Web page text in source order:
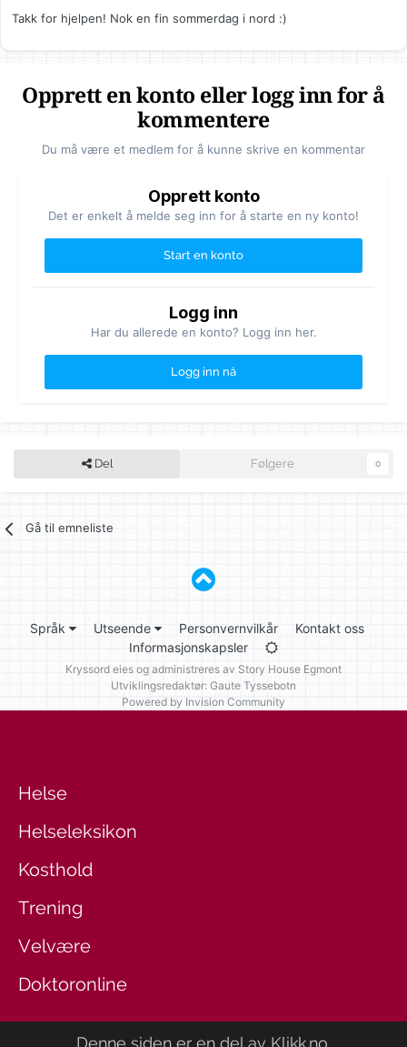
Takk for hjelpen! Nok en fin sommerdag i nord :)
Opprett en konto eller logg inn for å
kommentere
Du må være et medlem for å kunne skrive en kommentar
Opprett konto
Det er enkelt å melde seg inn for å starte en ny konto!
Start en konto
Logg inn
Har du allerede en konto? Logg inn her.
Logg inn nå
Del Følgere 0
Gå til emneliste
Språk Utseende Personvernvilkår
Kontakt oss
Informasjonskapsler
Kryssord eies og administreres av Story House Egmont
Utviklingsredaktør: Gaute Tyssebotn
Powered by Invision Community
Helse
Helseleksikon
Kosthold
Trening
Velvære
Doktoronline
Denne siden er en del av Klikk.no